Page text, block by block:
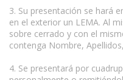
3. Su presentación se hará
en el exterior un LEMA. Al
sobre cerrado y con el
contenga Nombre,
4. Se presentará por